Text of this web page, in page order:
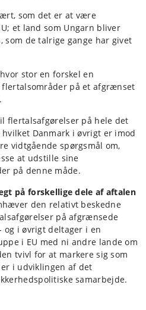
som det er at være
et land som Ungarn bliver
de talrige gange har givet
stor en forskel en
på et afgrænset
flertalsafgørelser på hele det
Danmark i øvrigt er imod
vidtgående spørgsmål om,
at udstille sine
på denne måde.
på forskellige dele af aftalen
den relativt beskedne
på afgrænsede
i øvrigt deltager i en
i EU med ni andre lande om
tvivl for at markere sig som
i udviklingen af det
samarbejde.